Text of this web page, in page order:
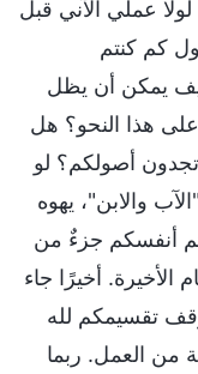
عملي الآني قبل
كم كنتم
يمكن أن يظل
هذا النحو؟ هل
أصولكم؟ لو
والابن"، يهوه
أنفسكم جزءٌ من
الأخيرة. أخيرًا جاء
تقسيمكم لله
من العمل. ربما